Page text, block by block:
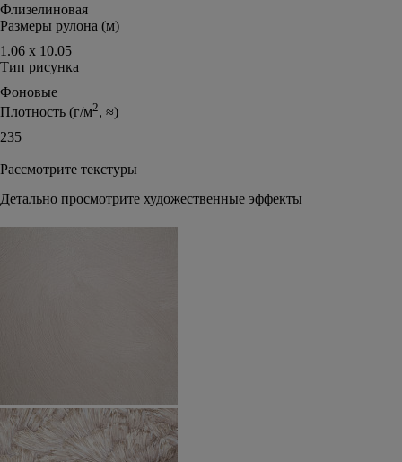
Флизелиновая
Размеры рулона (м)
1.06 х 10.05
Тип рисунка
Фоновые
Плотность (г/м2, ≈)
235
Рассмотрите текстуры
Детально просмотрите художественные эффекты